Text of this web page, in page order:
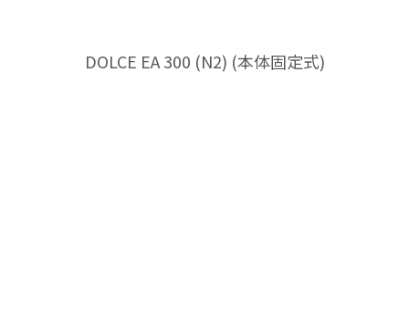
DOLCE EA 300 (N2) (本体固定式)